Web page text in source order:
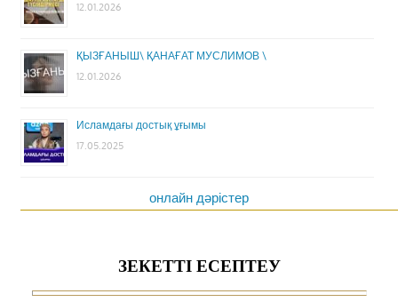
12.01.2026
ҚЫЗҒАНЫШ\ ҚАНАҒАТ МУСЛИМОВ \
12.01.2026
Исламдағы достық ұғымы
17.05.2025
онлайн дәрістер